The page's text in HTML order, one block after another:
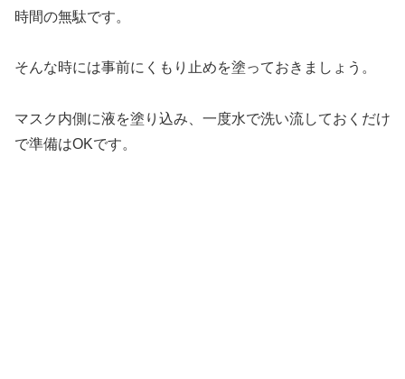
時間の無駄です。
そんな時には事前にくもり止めを塗っておきましょう。
マスク内側に液を塗り込み、一度水で洗い流しておくだけ
で準備はOKです。